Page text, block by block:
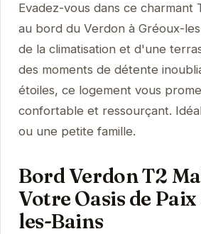
Evadez-vous dans ce charmant
au bord du Verdon à Gréoux-
de la climatisation et d'une
des moments de détente
étoiles, ce logement vous
confortable et ressourçant.
ou une petite famille.
Bord Verdon T2
Votre Oasis de
les-Bains